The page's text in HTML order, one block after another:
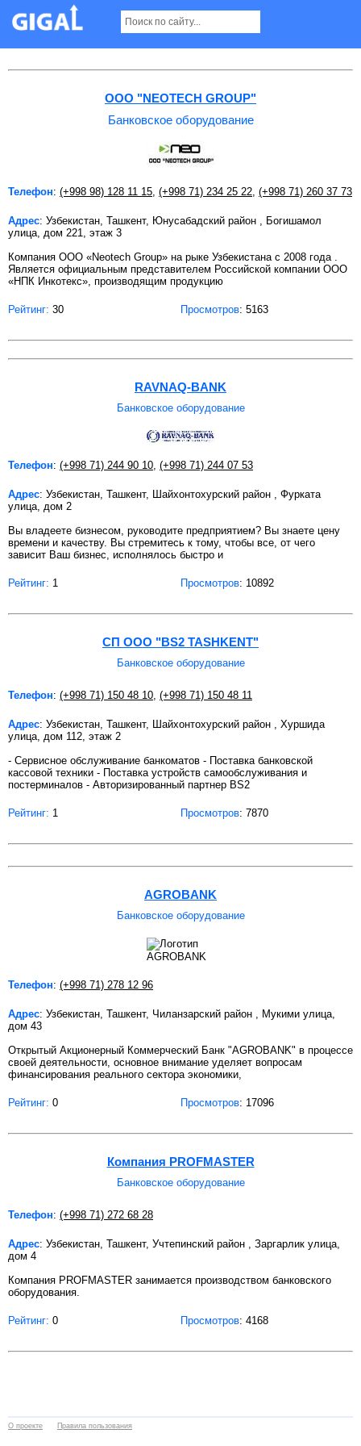
Банковское оборудование в Ташкенте
ООО "NEOTECH GROUP"
Банковское оборудование
Телефон: (+998 98) 128 11 15 (+998 71) 234 25 22 (+998 71) 260 37 73
Адрес: Узбекистан, Ташкент, Юнусабадский район , Богишамол
улица, дом 221, этаж 3
Компания ООО «Neotech Group» на рыке Узбекистана с 2008 года .
Является официальным представителем Российской компании ООО
«НПК Инкотекс», производящим продукцию
Рейтинг: 30 Просмотров: 5163
RAVNAQ-BANK
Банковское оборудование
Телефон: (+998 71) 244 90 10, (+998 71) 244 07 53
Адрес: Узбекистан, Ташкент, Шайхонтохурский район , Фурката
улица, дом 2
Вы владеете бизнесом, руководите предприятием? Вы знаете цену
времени и качеству. Вы стремитесь к тому, чтобы все, от чего
зависит Ваш бизнес, исполнялось быстро и
Рейтинг: 1 Просмотров: 10892
СП ООО "BS2 TASHKENT"
Банковское оборудование
Телефон: (+998 71) 150 48 10, (+998 71) 150 48 11
Адрес: Узбекистан, Ташкент, Шайхонтохурский район , Хуршида
улица, дом 112, этаж 2
- Сервисное обслуживание банкоматов - Поставка банковской
кассовой техники - Поставка устройств самообслуживания и
постерминалов - Авторизированный партнер BS2
Рейтинг: 1 Просмотров: 7870
AGROBANK
Банковское оборудование
Телефон: (+998 71) 278 12 96
Адрес: Узбекистан, Ташкент, Чиланзарский район , Мукими улица,
дом 43
Открытый Акционерный Коммерческий Банк "AGROBANK" в процессе
своей деятельности, основное внимание уделяет вопросам
финансирования реального сектора экономики,
Рейтинг: 0 Просмотров: 17096
Компания PROFMASTER
Банковское оборудование
Телефон: (+998 71) 272 68 28
Адрес: Узбекистан, Ташкент, Учтепинский район , Заргарлик улица,
дом 4
Компания PROFMASTER занимается производством банковского
оборудования.
Рейтинг: 0 Просмотров: 4168
О проекте Правила пользования